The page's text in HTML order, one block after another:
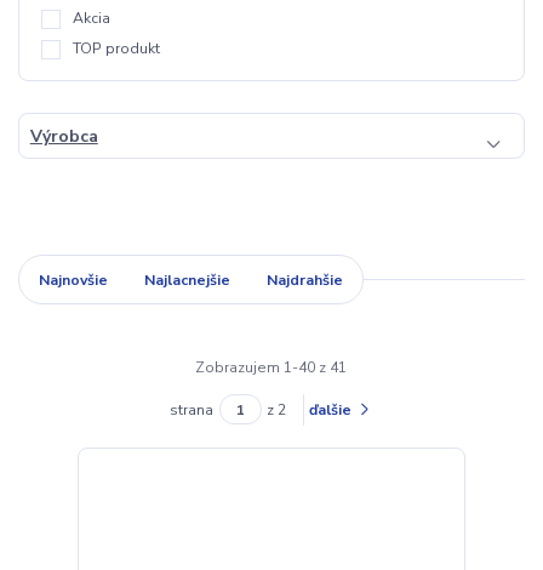
Akcia
TOP produkt
Výrobca
Najnovšie Najlacnejšie Najdrahšie
Zobrazujem 1-40 z 41
strana z 2 ďalšie